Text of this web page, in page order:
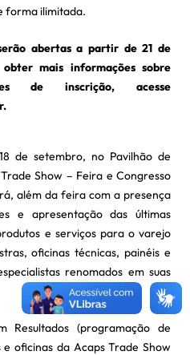
forma ilimitada.
abertas a partir de 21 de
mais informações sobre
de inscrição, acesse
de setembro, no Pavilhão de
Show – Feira e Congresso
além da feira com a presença
e apresentação das últimas
e serviços para o varejo
oficinas técnicas, painéis e
renomados em suas
Resultados (programação de
oficinas da Acaps Trade Show